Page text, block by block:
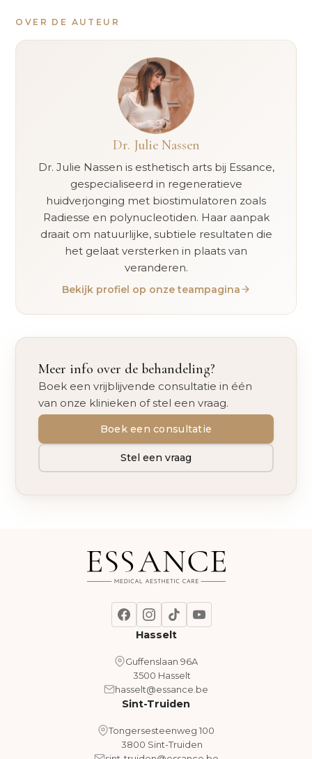
OVER DE AUTEUR
Dr. Julie Nassen
Dr. Julie Nassen is esthetisch arts bij Essance,
gespecialiseerd in regeneratieve
huidverjonging met biostimulatoren zoals
Radiesse en polynucleotiden. Haar aanpak
draait om natuurlijke, subtiele resultaten die
het gelaat versterken in plaats van
veranderen.
Bekijk profiel op onze teampagina
Meer info over de behandeling?
Boek een vrijblijvende consultatie in één
van onze klinieken of stel een vraag.
Boek een consultatie
Stel een vraag
Hasselt
Guffenslaan 96A
3500 Hasselt
hasselt@essance.be
Sint-Truiden
Tongersesteenweg 100
3800 Sint-Truiden